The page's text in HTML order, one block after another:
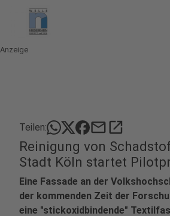
Anzeige
Teilen: mailopen_in_new
Reinigung von
Stadt Köln startet
Eine Fassade an der
der kommenden Zeit der
eine "stickoxidbindende"